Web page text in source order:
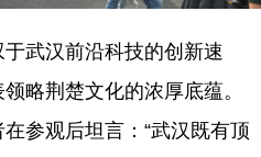
武汉前沿科技的创新速
略荆楚文化的浓厚底蕴。
参观后坦言：“武汉既有顶